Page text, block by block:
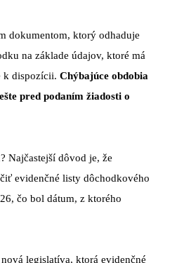
dokumentom, ktorý odhaduje
na základe údajov, ktoré má
k dispozícii. Chýbajúce obdobia
pred podaním žiadosti o
Najčastejší dôvod je, že
evidenčné listy dôchodkového
čo bol dátum, z ktorého
legislatíva, ktorá evidenčné